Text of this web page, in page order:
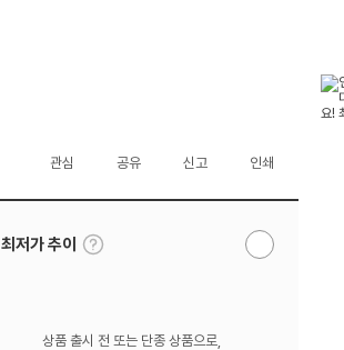
관심
공유 신고 인쇄
최저가 추이
툴
팁
알
상품 출시 전 또는 단종 상품으로,